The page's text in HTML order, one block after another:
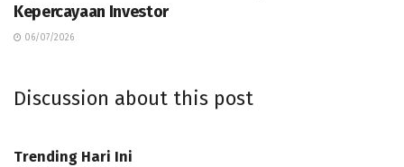
Kepercayaan Investor
06/07/2026
Discussion about this post
Trending Hari Ini